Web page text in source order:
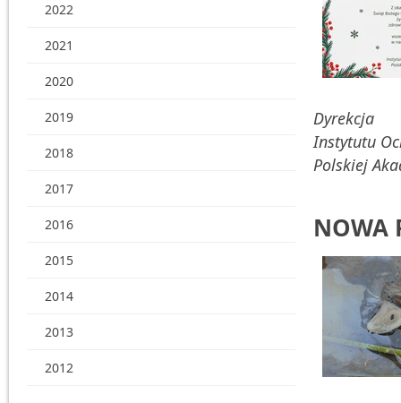
2022
2021
2020
2019
2018
2017
2016
2015
2014
2013
2012
Dyrekcja
Instytutu
Polskiej
NOWA